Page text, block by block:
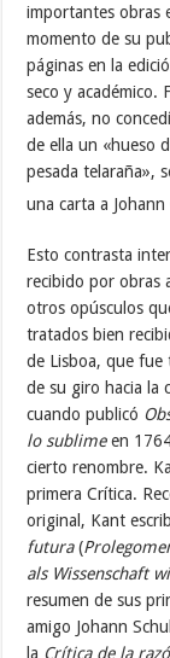
importantes obras
momento de su
páginas en la
seco y académico.
además, no
de ella un «hueso
pesada telaraña»,
una carta a
Esto contrasta
recibido por obras
otros opúsculos
tratados bien
de Lisboa, que fue
de su giro hacia la
cuando publicó
lo sublimeen
cierto renombre.
primera Crítica.
original, Kant
futura(
als Wissenschaft
resumen de sus
amigo Johann
la Crítica de la